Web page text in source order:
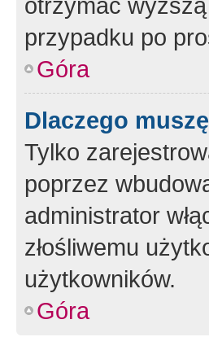
przypadku po
Góra
Dlaczego
Tylko
poprzez
administrator
złośliwemu
użytkowników.
Góra